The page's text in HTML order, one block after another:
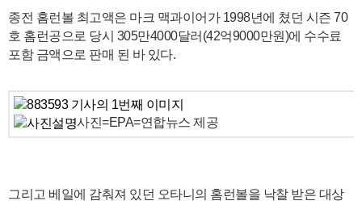
종전 홈런볼 최고액은 마크 맥과이어가 1998년에 쳤던 시즌 70
호 홈런공으로 당시 305만4000달러(42억9000만원)에 수수료
포함 금액으로 판매 된 바 있다.
사진=EPA=연합뉴스 제공
그리고 베일에 감춰져 있던 오타니의 홈런볼을 낙찰 받은 대상